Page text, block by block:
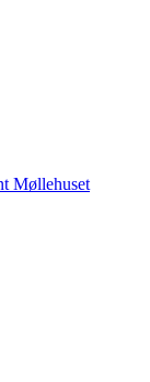
Møllehuset